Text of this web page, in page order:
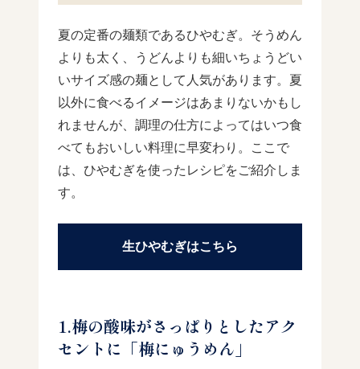
夏の定番の麺類であるひやむぎ。そうめん
よりも太く、うどんよりも細いちょうどい
いサイズ感の麺として人気があります。夏
以外に食べるイメージはあまりないかもし
れませんが、調理の仕方によってはいつ食
べてもおいしい料理に早変わり。ここで
は、ひやむぎを使ったレシピをご紹介しま
す。
生ひやむぎはこちら
1.梅の酸味がさっぱりとしたアク
セントに「梅にゅうめん」